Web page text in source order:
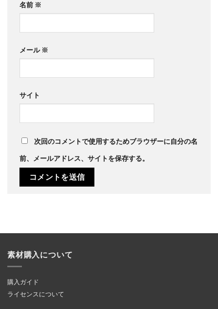
名前 ※
メール ※
サイト
次回のコメントで使用するためブラウザーに自分の名
前、メールアドレス、サイトを保存する。
素材購入について
購入ガイド
ライセンスについて